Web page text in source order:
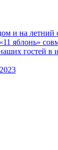
и на летний
яблонь»
гостей в